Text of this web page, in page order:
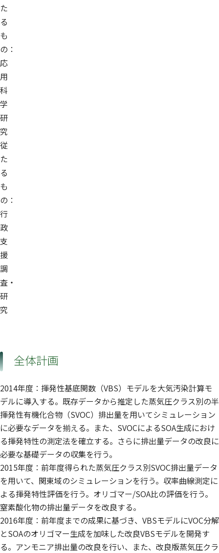
た
る
も
の：
応
用
科
学
研
究
従
た
る
も
の：
行
政
支
援
調
査・
研
究
全体計画
2014年度：揮発性基底関数（VBS）モデルを大気汚染計算モ
デルに導入する。既存データから推定した蒸気圧クラス別の半
揮発性有機化合物（SVOC）排出量を用いてシミュレーション
に必要なデータを揃える。また、SVOCによるSOA生成におけ
る揮発特性の測定法を確立する。さらに排出量データの改良に
必要な基礎データの収集を行う。
2015年度：前年度得られた蒸気圧クラス別SVOC排出量データ
を用いて、関東域のシミュレーションを行う。収率曲線測定に
よる揮発特性評価を行う。オリゴマー/SOA比の評価を行う。
窒素酸化物の排出量データを改良する。
2016年度：前年度までの成果に基づき、VBSモデルにVOC分解
とSOAのオリゴマー生成を加味した改良VBSモデルを開発す
る。アンモニア排出量の改良を行い、また、改良版蒸気圧クラ